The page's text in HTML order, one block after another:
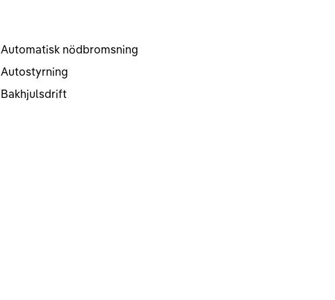
Automatisk nödbromsning
Autostyrning
Bakhjulsdrift